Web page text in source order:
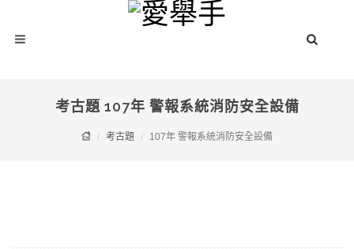
考古題 107年 警報系統消防安全設備
考古題 107年 警報系統消防安全設備